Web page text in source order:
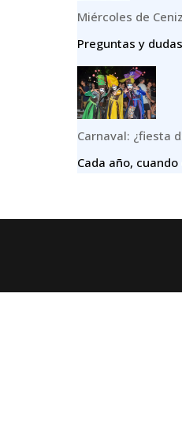
Miércoles de
Preguntas y
Carnaval: ¿fiesta
Cada año,